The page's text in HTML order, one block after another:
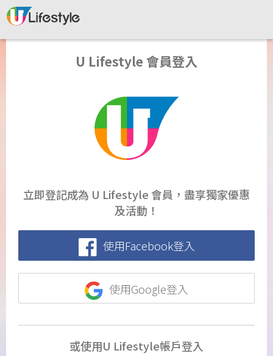
U Lifestyle 會員登入
立即登記成為 U Lifestyle 會員，盡享獨家優惠
及活動！
使用Facebook登入
使用Google登入
或使用U Lifestyle帳戶登入